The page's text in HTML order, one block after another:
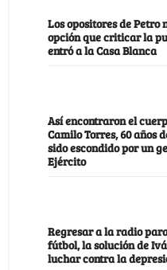
Los opositores de Petro
opción que criticar la
entró a la Casa Blanca
Así encontraron el
Camilo Torres, 60 años
sido escondido por un
Ejército
Regresar a la radio
fútbol, la solución de
luchar contra la